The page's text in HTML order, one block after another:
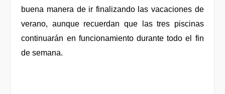
buena manera de ir finalizando las vacaciones de
verano, aunque recuerdan que las tres piscinas
continuarán en funcionamiento durante todo el fin
de semana.